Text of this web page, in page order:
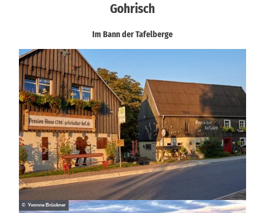
Gohrisch
Im Bann der Tafelberge
© Yvonne Brückner